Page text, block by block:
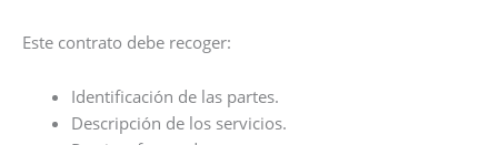
Este contrato debe recoger:
Identificación de las partes.
Descripción de los servicios.